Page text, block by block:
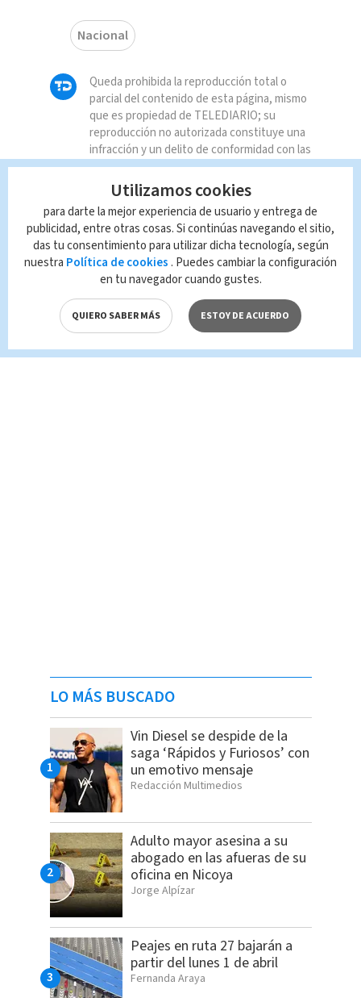
Nacional
Queda prohibida la reproducción total o
parcial del contenido de esta página, mismo
que es propiedad de TELEDIARIO; su
reproducción no autorizada constituye una
infracción y un delito de conformidad con las
leyes aplicables.
LO MÁS BUSCADO
Vin Diesel se despide de la
saga ‘Rápidos y Furiosos’ con
un emotivo mensaje
Redacción Multimedios
Adulto mayor asesina a su
abogado en las afueras de su
oficina en Nicoya
Jorge Alpízar
Peajes en ruta 27 bajarán a
partir del lunes 1 de abril
Fernanda Araya
Utilizamos cookies
para darte la mejor experiencia de usuario y entrega de
publicidad, entre otras cosas. Si continúas navegando el sitio,
das tu consentimiento para utilizar dicha tecnología, según
nuestra Política de cookies . Puedes cambiar la configuración
en tu navegador cuando gustes.
QUIERO SABER MÁS ESTOY DE ACUERDO